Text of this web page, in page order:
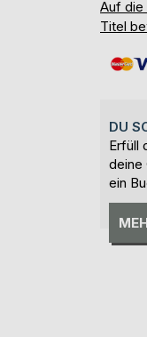
Auf die
Titel
DU
Erfüll
deine
ein